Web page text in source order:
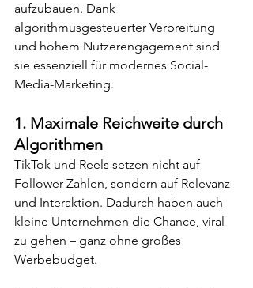
aufzubauen. Dank
algorithmusgesteuerter Verbreitung
und hohem Nutzerengagement sind
sie essenziell für modernes Social-
Media-Marketing.
1. Maximale Reichweite durch
Algorithmen
TikTok und Reels setzen nicht auf
Follower-Zahlen, sondern auf Relevanz
und Interaktion. Dadurch haben auch
kleine Unternehmen die Chance, viral
zu gehen – ganz ohne großes
Werbebudget.